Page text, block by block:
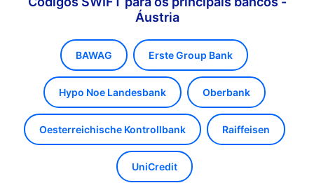
Áustria
BAWAG Erste Group Bank
Hypo Noe Landesbank Oberbank
Oesterreichische Kontrollbank Raiffeisen
UniCredit